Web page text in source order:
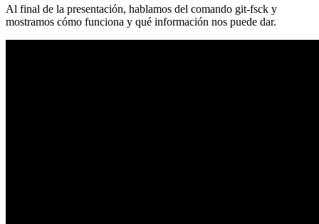
Al final de la presentación, hablamos del comando git-fsck y
mostramos cómo funciona y qué información nos puede dar.